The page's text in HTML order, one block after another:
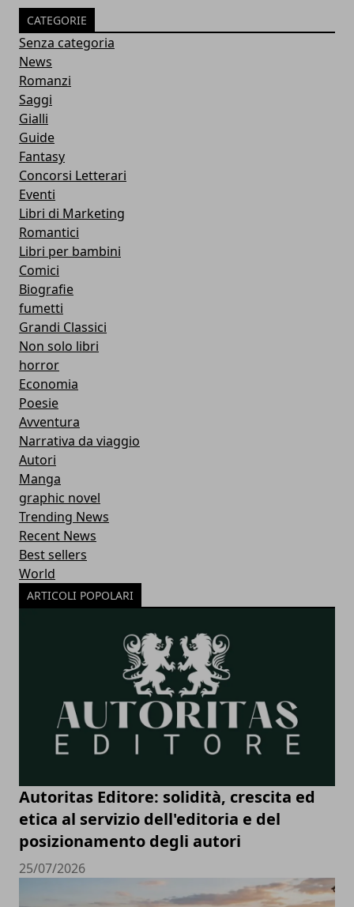
CATEGORIE
Senza categoria
News
Romanzi
Saggi
Gialli
Guide
Fantasy
Concorsi Letterari
Eventi
Libri di Marketing
Romantici
Libri per bambini
Comici
Biografie
fumetti
Grandi Classici
Non solo libri
horror
Economia
Poesie
Avventura
Narrativa da viaggio
Autori
Manga
graphic novel
Trending News
Recent News
Best sellers
World
ARTICOLI POPOLARI
Autoritas Editore: solidità, crescita ed
etica al servizio dell'editoria e del
posizionamento degli autori
25/07/2026